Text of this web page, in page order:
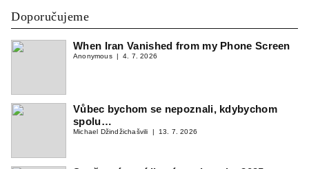
Doporučujeme
When Iran Vanished from my Phone Screen
Anonymous 4. 7. 2026
Vůbec bychom se nepoznali, kdybychom
spolu…
Michael Džindžichašvili 13. 7. 2026